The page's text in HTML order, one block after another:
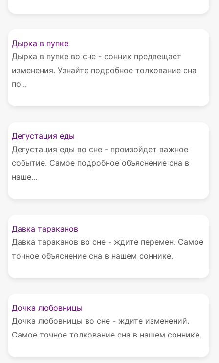
Дырка в пупке
Дырка в пупке во сне - сонник предвещает
изменения. Узнайте подробное толкование сна
по...
Дегустация еды
Дегустация еды во сне - произойдет важное
событие. Самое подробное объяснение сна в
наше...
Давка тараканов
Давка тараканов во сне - ждите перемен. Самое
точное объяснение сна в нашем соннике.
Дочка любовницы
Дочка любовницы во сне - ждите изменений.
Самое точное толкование сна в нашем соннике.